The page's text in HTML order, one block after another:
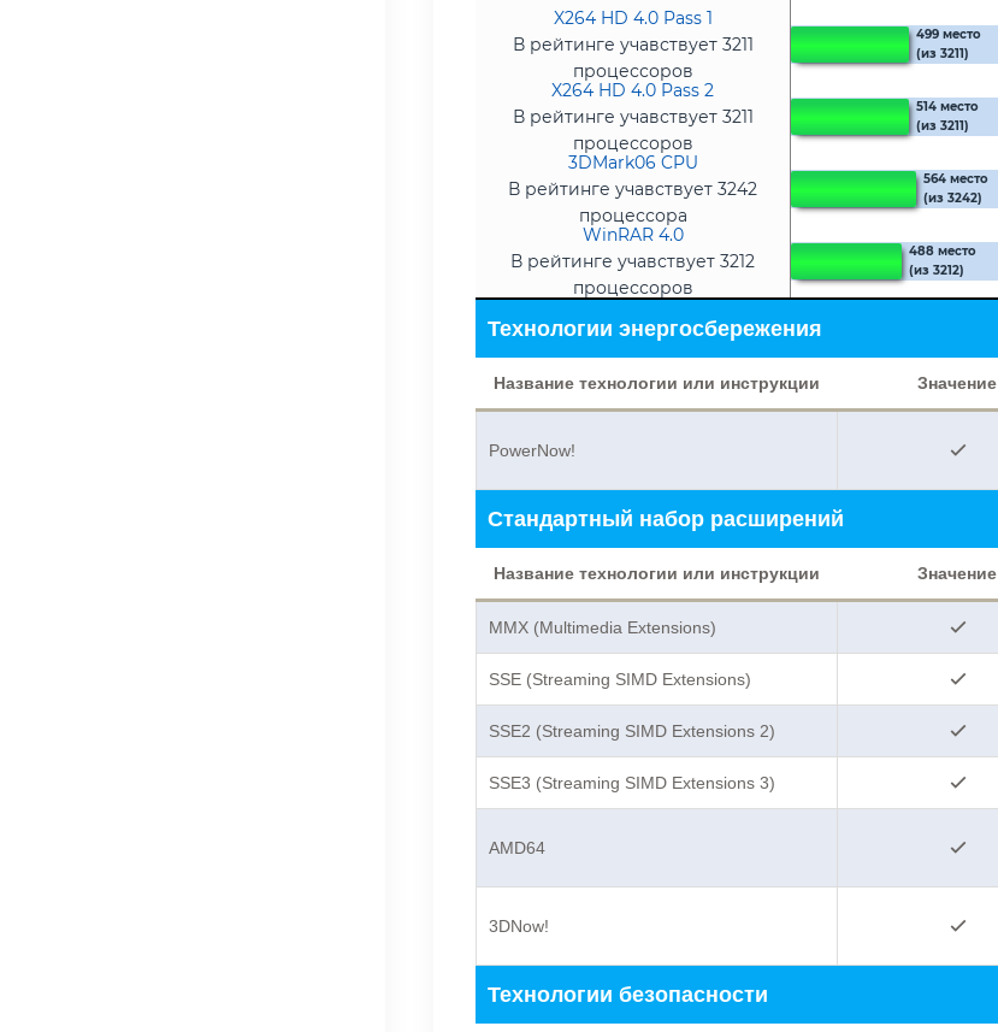
процессоров
X264 HD 4.0 Pass 1
В рейтинге учавствует 3211
процессоров
499 место
(из 3211)
X264 HD 4.0 Pass 2
В рейтинге учавствует 3211
процессоров
514 место
(из 3211)
3DMark06 CPU
В рейтинге учавствует 3242
процессора
564 место
(из 3242)
WinRAR 4.0
В рейтинге учавствует 3212
процессоров
488 место
(из 3212)
Технологии энергосбережения
Название технологии или инструкции Значение
PowerNow!
Стандартный набор расширений
Название технологии или инструкции Значение
MMX (Multimedia Extensions)
SSE (Streaming SIMD Extensions)
SSE2 (Streaming SIMD Extensions 2)
SSE3 (Streaming SIMD Extensions 3)
AMD64
3DNow!
Технологии безопасности